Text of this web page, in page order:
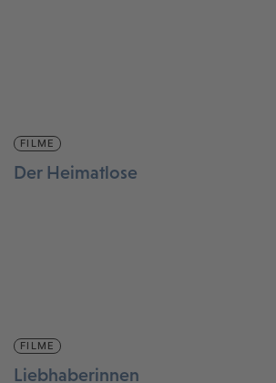
FILME
Der Heimatlose
FILME
Liebhaberinnen